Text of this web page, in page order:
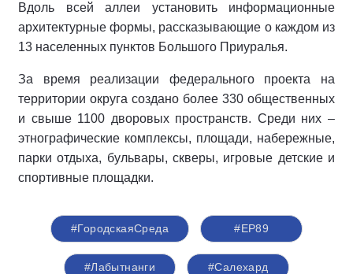
Вдоль всей аллеи установить информационные
архитектурные формы, рассказывающие о каждом из
13 населенных пунктов Большого Приуралья.
За время реализации федерального проекта на
территории округа создано более 330 общественных
и свыше 1100 дворовых пространств. Среди них –
этнографические комплексы, площади, набережные,
парки отдыха, бульвары, скверы, игровые детские и
спортивные площадки.
#ГородскаяСреда #ЕР89
#Лабытнанги #Салехард